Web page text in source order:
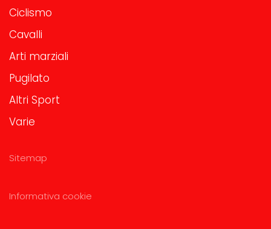
Ciclismo
Cavalli
Arti marziali
Pugilato
Altri Sport
Varie
Sitemap
Informativa cookie